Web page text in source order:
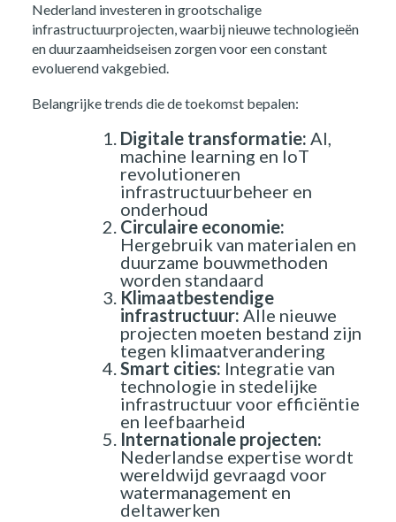
Nederland investeren in grootschalige
infrastructuurprojecten, waarbij nieuwe technologieën
en duurzaamheidseisen zorgen voor een constant
evoluerend vakgebied.
Belangrijke trends die de toekomst bepalen:
Digitale transformatie: AI,
machine learning en IoT
revolutioneren
infrastructuurbeheer en
onderhoud
Circulaire economie:
Hergebruik van materialen en
duurzame bouwmethoden
worden standaard
Klimaatbestendige
infrastructuur: Alle nieuwe
projecten moeten bestand zijn
tegen klimaatverandering
Smart cities: Integratie van
technologie in stedelijke
infrastructuur voor efficiëntie
en leefbaarheid
Internationale projecten:
Nederlandse expertise wordt
wereldwijd gevraagd voor
watermanagement en
deltawerken